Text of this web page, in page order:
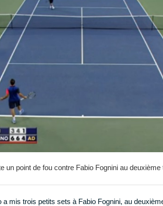
un point de fou contre Fabio Fognini au deuxième
a mis trois petits sets à Fabio Fognini, au